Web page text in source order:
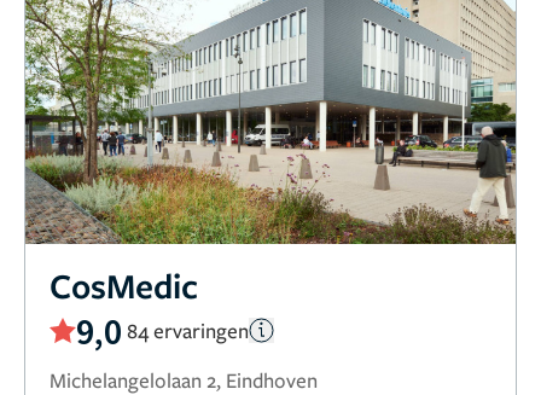
CosMedic
9,0 84 ervaringen
Michelangelolaan 2, Eindhoven